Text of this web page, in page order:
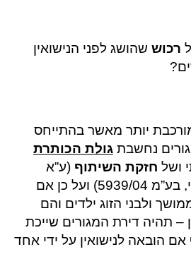
רכוש שהושג לפני הנישואין
יותר מאשר בהתייחס
נחשבת גולת הכותרת
ושל חזקת השיתוף (ע”א
806/93 הדרי נ. הדרי, בע”מ 5939/04) ועל כן אם
ולבני הזוג ילדים והם
– תהיה דירת המגורים שייכת
אם הובאה לנישואין על ידי אחד